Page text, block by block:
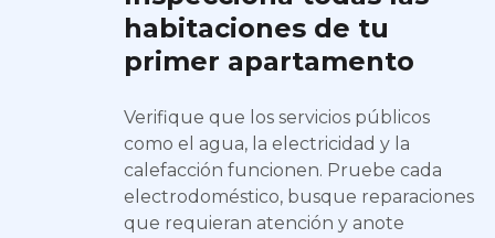
habitaciones de tu
primer apartamento
Verifique que los servicios públicos
como el agua, la electricidad y la
calefacción funcionen. Pruebe cada
electrodoméstico, busque reparaciones
que requieran atención y anote